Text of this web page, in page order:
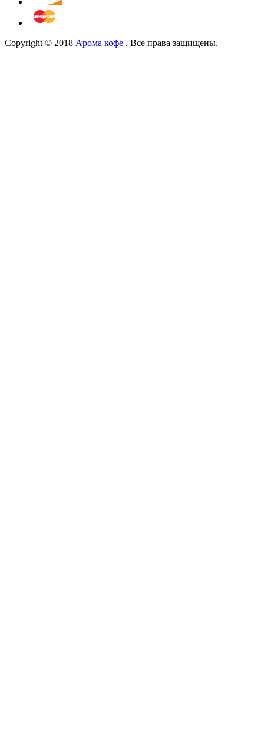
Copyright © 2018 Арома кофе . Все права защищены.